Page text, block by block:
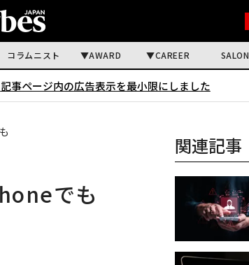
コラムニスト AWARD CAREER SALON
記事ページ内の広告表示を最小限にしました
でも
関連記事